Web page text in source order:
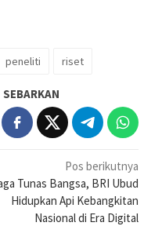
peneliti riset
SEBARKAN
Pos berikutnya
Tunas Bangsa, BRI Ubud
Hidupkan Api Kebangkitan
Nasional di Era Digital